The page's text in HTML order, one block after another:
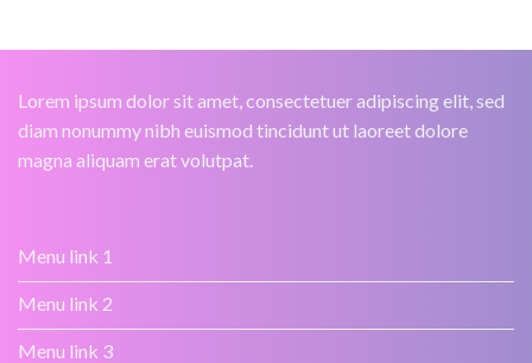
Lorem ipsum dolor sit amet, consectetuer adipiscing elit, sed
diam nonummy nibh euismod tincidunt ut laoreet dolore
magna aliquam erat volutpat.
Menu link 1
Menu link 2
Menu link 3